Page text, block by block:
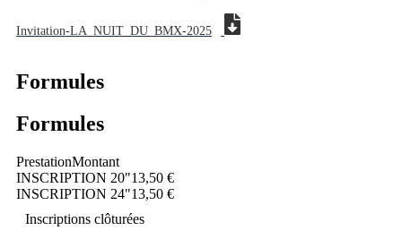
Invitation-LA_NUIT_DU_BMX-2025
Formules
Formules
PrestationMontant
INSCRIPTION 20"13,50 €
INSCRIPTION 24"13,50 €
Inscriptions clôturées